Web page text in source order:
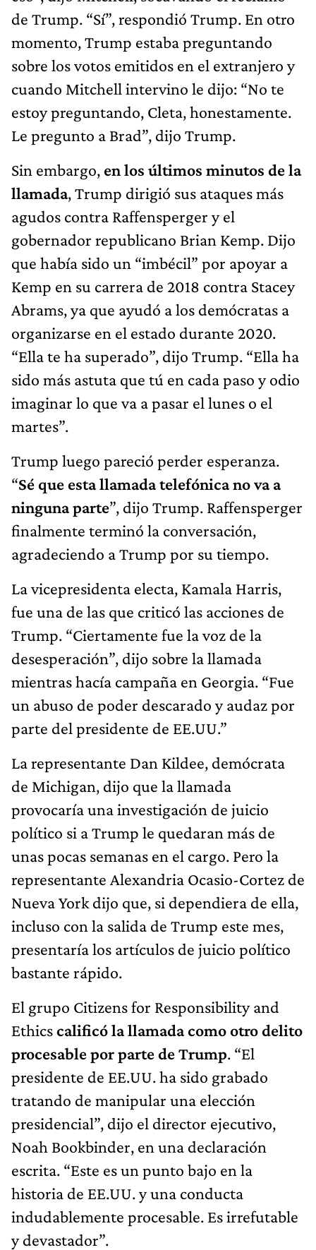
de Trump. “Sí”, respondió Trump. En otro
momento, Trump estaba preguntando
sobre los votos emitidos en el extranjero y
cuando Mitchell intervino le dijo: “No te
estoy preguntando, Cleta, honestamente.
Le pregunto a Brad”, dijo Trump.
Sin embargo, en los últimos minutos de la
llamada, Trump dirigió sus ataques más
agudos contra Raffensperger y el
gobernador republicano Brian Kemp. Dijo
que había sido un “imbécil” por apoyar a
Kemp en su carrera de 2018 contra Stacey
Abrams, ya que ayudó a los demócratas a
organizarse en el estado durante 2020.
“Ella te ha superado”, dijo Trump. “Ella ha
sido más astuta que tú en cada paso y odio
imaginar lo que va a pasar el lunes o el
martes”.
Trump luego pareció perder esperanza.
“Sé que esta llamada telefónica no va a
ninguna parte”, dijo Trump. Raffensperger
finalmente terminó la conversación,
agradeciendo a Trump por su tiempo.
La vicepresidenta electa, Kamala Harris,
fue una de las que criticó las acciones de
Trump. “Ciertamente fue la voz de la
desesperación”, dijo sobre la llamada
mientras hacía campaña en Georgia. “Fue
un abuso de poder descarado y audaz por
parte del presidente de EE.UU.”
La representante Dan Kildee, demócrata
de Michigan, dijo que la llamada
provocaría una investigación de juicio
político si a Trump le quedaran más de
unas pocas semanas en el cargo. Pero la
representante Alexandria Ocasio-Cortez de
Nueva York dijo que, si dependiera de ella,
incluso con la salida de Trump este mes,
presentaría los artículos de juicio político
bastante rápido.
El grupo Citizens for Responsibility and
Ethicscalificó la llamada como otro delito
procesable por parte de Trump. “El
presidente de EE.UU. ha sido grabado
tratando de manipular una elección
presidencial”, dijo el director ejecutivo,
Noah Bookbinder, en una declaración
escrita. “Este es un punto bajo en la
historia de EE.UU. y una conducta
indudablemente procesable. Es irrefutable
y devastador”.